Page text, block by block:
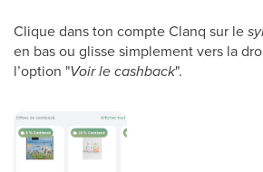
Clique dans ton compte Clanq sur le
en bas ou glisse simplement vers la
l’option "Voir le cashback".